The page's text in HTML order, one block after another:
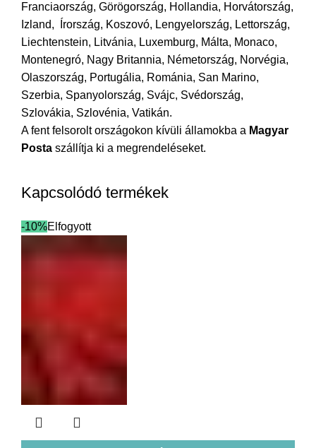
Franciaország, Görögország, Hollandia, Horvátország,
Izland, Írország, Koszovó, Lengyelország, Lettország,
Liechtenstein, Litvánia, Luxemburg, Málta, Monaco,
Montenegró, Nagy Britannia, Németország, Norvégia,
Olaszország, Portugália, Románia, San Marino,
Szerbia, Spanyolország, Svájc, Svédország,
Szlovákia, Szlovénia, Vatikán.
A fent felsorolt országokon kívüli államokba a Magyar
Posta szállítja ki a megrendeléseket.
Kapcsolódó termékek
-10%Elfogyott